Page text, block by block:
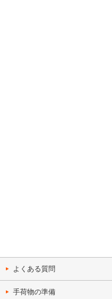
よくある質問
手荷物の準備